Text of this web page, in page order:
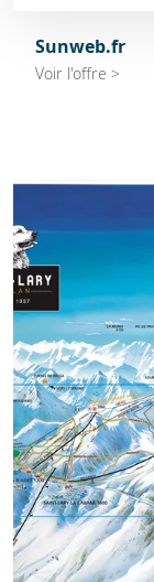
Sunweb.fr
Voir l'offre >